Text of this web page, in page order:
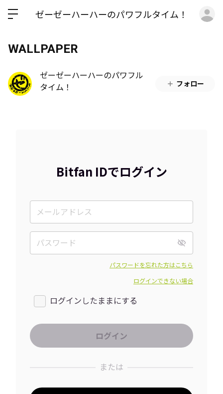
ゼーゼーハーハーのパワフルタイム！
WALLPAPER
ゼーゼーハーハーのパワフル
タイム！
フォロー
Bitfan IDでログイン
パスワードを忘れた方はこちら
ログインできない場合
ログインしたままにする
または